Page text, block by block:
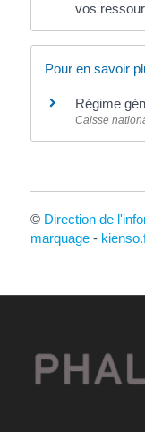
vos
Pour en savoir
Régime
Caisse
© Direction de
marquage-